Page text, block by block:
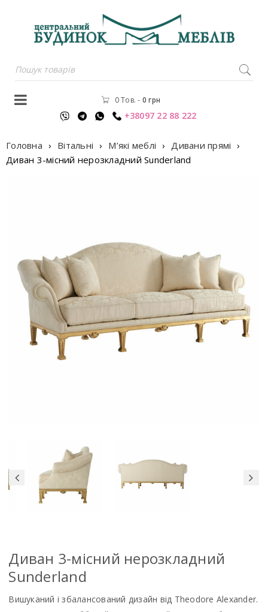
0 Тов. - 0грн
+38097 22 88 222
Головна › Вітальні › М’які меблі › Дивани прямі ›
Диван 3-мiсний нерозкладний Sunderland
Диван 3-мiсний нерозкладний
Sunderland
Вишуканий і збалансований дизайн від Theodore Alexander.